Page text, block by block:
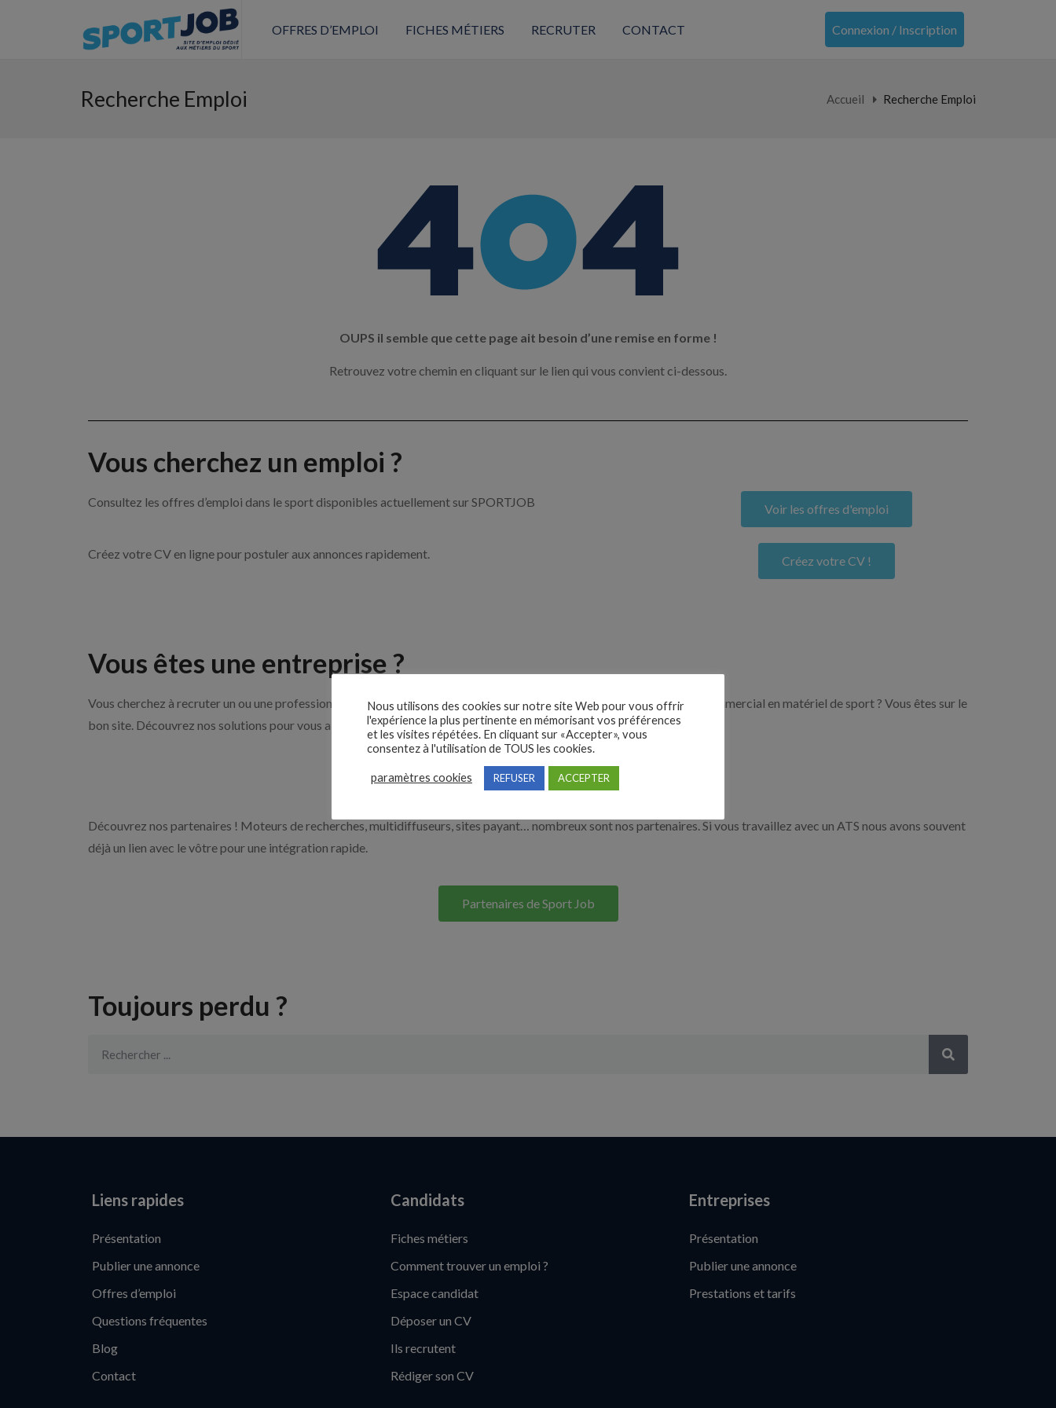
OFFRES D’EMPLOI FICHES MÉTIERS RECRUTER CONTACT Connexion / Inscription
Recherche Emploi Accueil Recherche Emploi
OUPS il semble que cette page ait besoin d’une remise en forme !
Retrouvez votre chemin en cliquant sur le lien qui vous convient ci-dessous.
Vous cherchez un emploi ?
Consultez les offres d’emploi dans le sport disponibles actuellement sur SPORTJOB Voir les offres d'emploi
Créez votre CV en ligne pour postuler aux annonces rapidement. Créez votre CV !
Vous êtes une entreprise ?
Vous cherchez à recruter un ou une professionnelle du sport par exemple un coach sportif, un moniteur ou encore un commercial en matériel de sport ? Vous êtes sur le
bon site. Découvrez nos solutions pour vous aider à recruter en cliquant sur le bouton ci-dessous.
Nos solutions entreprises
Découvrez nos partenaires ! Moteurs de recherches, multidiffuseurs, sites payant… nombreux sont nos partenaires. Si vous travaillez avec un ATS nous avons souvent
déjà un lien avec le vôtre pour une intégration rapide.
Partenaires de Sport Job
Toujours perdu ?
Liens rapides
Présentation
Publier une annonce
Offres d’emploi
Questions fréquentes
Blog
Contact
Candidats
Fiches métiers
Comment trouver un emploi ?
Espace candidat
Déposer un CV
Ils recrutent
Rédiger son CV
Entreprises
Présentation
Publier une annonce
Prestations et tarifs
Nous utilisons des cookies sur notre site Web pour vous offrir
l'expérience la plus pertinente en mémorisant vos préférences
et les visites répétées. En cliquant sur «Accepter», vous
consentez à l'utilisation de TOUS les cookies.
paramètres cookies REFUSER ACCEPTER